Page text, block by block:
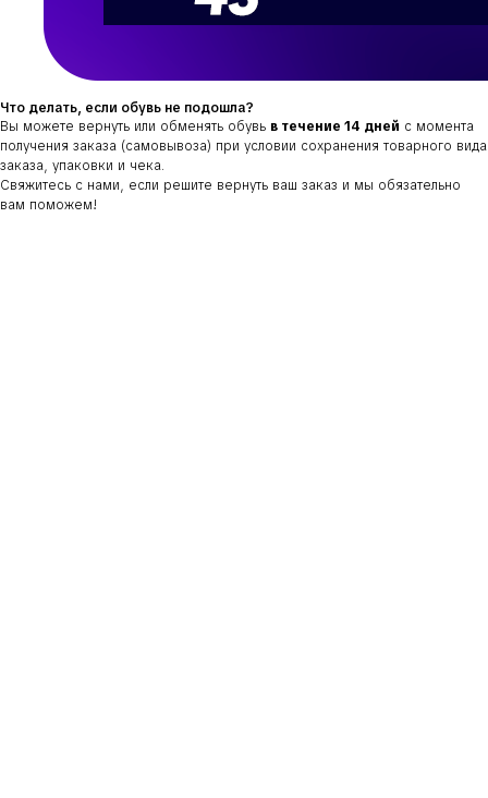
Что делать, если обувь не подошла?
Вы можете вернуть или обменять обувь в течение 14 дней с момента
получения заказа (самовывоза) при условии сохранения товарного вида
заказа, упаковки и чека.
Свяжитесь с нами, если решите вернуть ваш заказ и мы обязательно
вам поможем!